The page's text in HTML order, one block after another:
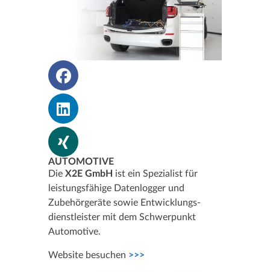
AUTOMOTIVE
Die X2E GmbH ist ein Spezialist für
leistungsfähige Datenlogger und
Zubehörgeräte sowie Entwicklungs­
dienstleister mit dem Schwerpunkt
Automotive.
Website besuchen >>>